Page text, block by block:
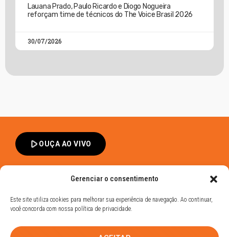
Gerenciar o consentimento
Este site utiliza cookies para melhorar sua experiência de navegação. Ao continuar,
você concorda com nossa política de privacidade.
Lauana Prado, Paulo Ricardo e Diogo Nogueira
reforçam time de técnicos do The Voice Brasil 2026
30/07/2026
play_arrowOUÇA AO VIVO